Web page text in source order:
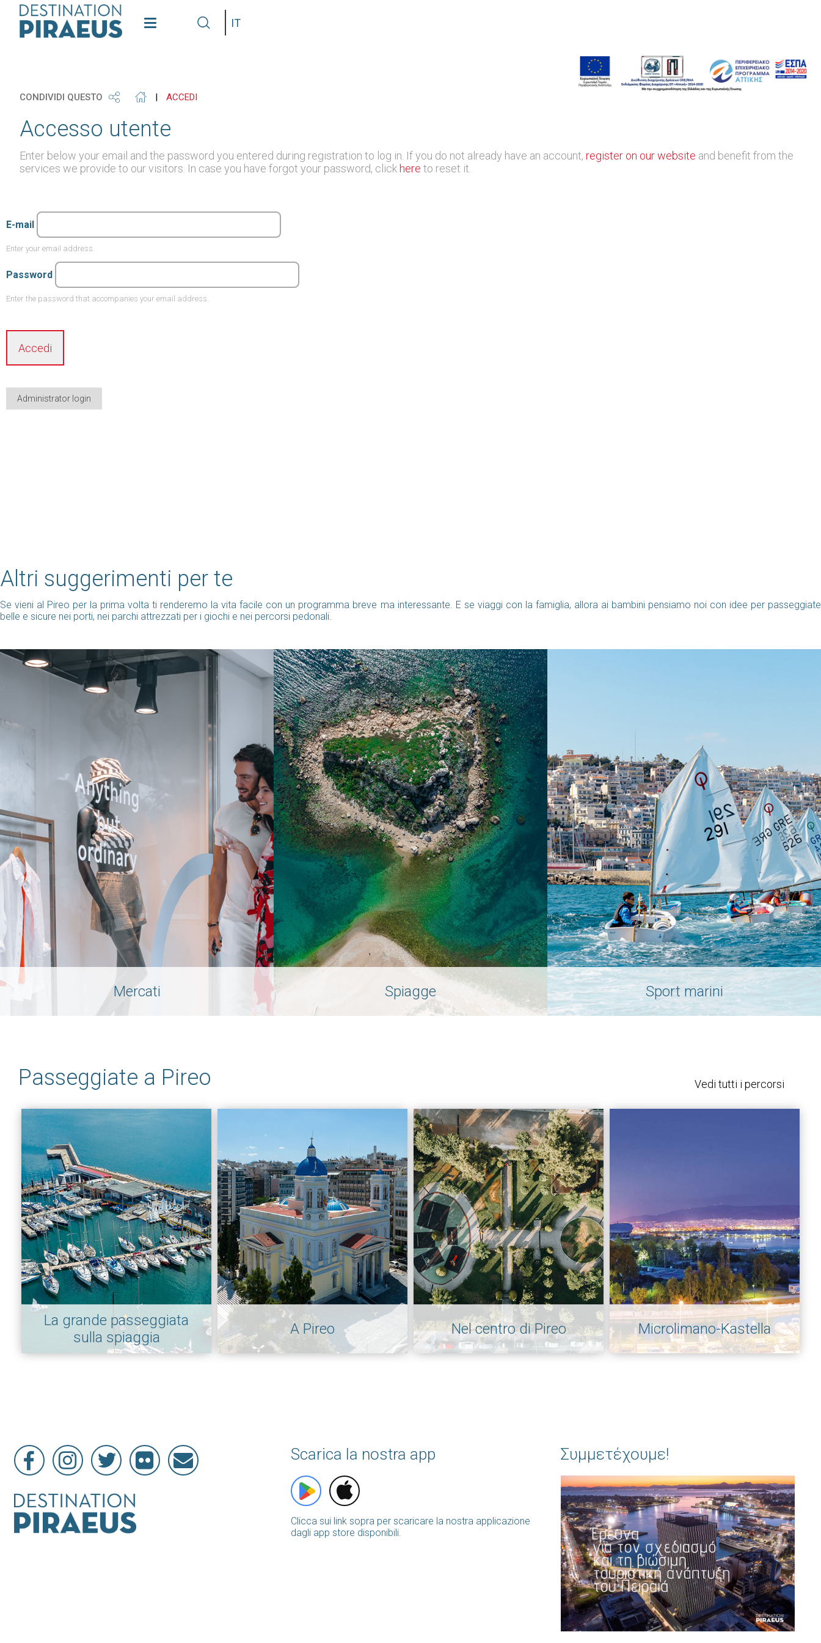
see
our
get
our
grap
some
CONDIVIDI QUESTO | ACCEDI
Accesso utente
Enter below your email and the password you entered during registration to log in. If you do not already have an account, register on our website and benefit from the
services we provide to our visitors. In case you have forgot your password, click here to reset it.
E-mail
Enter your email address.
Password
Enter the password that accompanies your email address.
Altri suggerimenti per te
Se vieni al Pireo per la prima volta ti renderemo la vita facile con un programma breve ma interessante. E se viaggi con la famiglia, allora ai bambini pensiamo noi con idee per passeggiate
belle e sicure nei porti, nei parchi attrezzati per i giochi e nei percorsi pedonali.
Mercati Spiagge Sport marini
Passeggiate a Pireo Vedi tutti i percorsi
La grande passeggiata
sulla spiaggia
A Pireo Nel centro di Pireo Microlimano-Kastella
Scarica la nostra app
Clicca sui link sopra per scaricare la nostra applicazione
dagli app store disponibili.
Συμμετέχουμε!